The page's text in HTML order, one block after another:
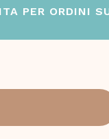
PER ORDINI